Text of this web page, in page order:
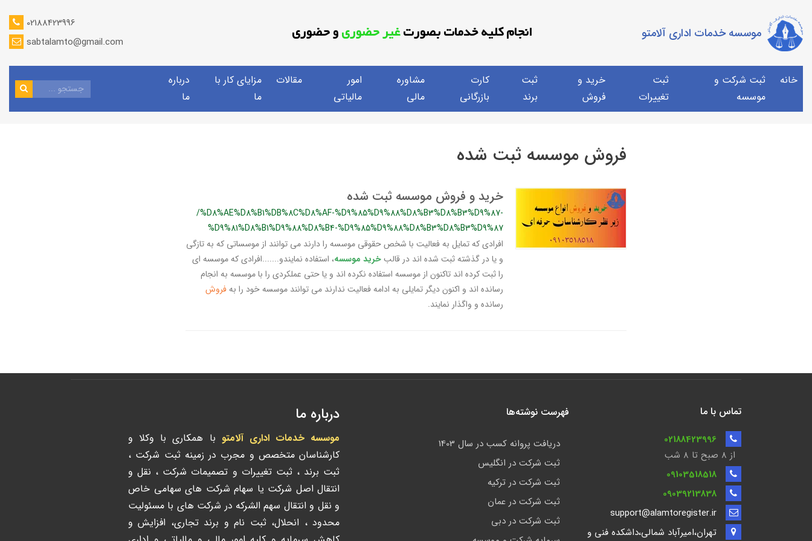
موسسه خدمات اداری آلامتو انجام کلیه خدمات بصورتغیر حضوریو حضوری
02188423996
sabtalamto@gmail.com
خانه
ثبت شرکت و
موسسه
ثبت
تغییرات
خرید و
فروش
ثبت
برند
کارت
بازرگانی
مشاوره
مالی
امور
مالیاتی
مقالات
مزایای کار با
ما
درباره
ما
فروش موسسه ثبت شده
خرید و فروش موسسه ثبت شده
/%D8%AE%D8%B1%DB%8C%D8%AF-%D9%85%D9%88%D8%B3%D8%B3%D9%87-
%D9%81%D8%B1%D9%88%D8%B4-%D9%85%D9%88%D8%B3%D8%B3%D9%87
افرادی که تمایل به فعالیت با شخص حقوقی موسسه را دارند می توانند از موسساتی که به تازگی
و یا در گذشته ثبت شده اند در قالبخرید موسسه، استفاده نمایندو.......افرادی که موسسه ای
را ثبت کرده اند تاکنون از موسسه استفاده نکرده اند و یا حتی عملکردی را با موسسه به انجام
رسانده اند و اکنون دیگر تمایلی به ادامه فعالیت ندارند می توانند موسسه خود را بهفروش
رسانده و واگذار نمایند.
تماس با ما
02188423996
از 8 صبح تا ۸ شب
09103518518
09039213838
support@alamtoregister.ir
تهران،امیرآباد شمالی،داشکده فنی و
فهرست نوشته‌ها
دریافت پروانه کسب در سال 1403
ثبت شرکت در انگلیس
ثبت شرکت در ترکیه
ثبت شرکت در عمان
ثبت شرکت در دبی
درباره ما
موسسه خدمات اداری آلامتو با همکاری با وکلا و
کارشناسان متخصص و مجرب در زمینه ثبت شرکت ،
ثبت برند ، ثبت تغییرات و تصمیمات شرکت ، نقل و
انتقال اصل شرکت یا سهام شرکت های سهامی خاص
و نقل و انتقال سهم الشرکه در شرکت های با مسئولیت
محدود ، انحلال، ثبت نام و برند تجاری، افزایش و